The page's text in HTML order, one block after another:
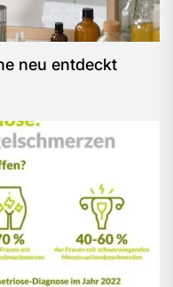
neu entdeckt